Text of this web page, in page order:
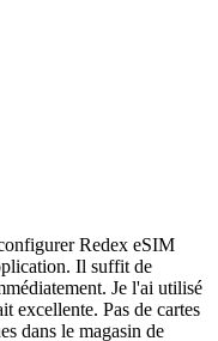
Redex eSIM
Il suffit de
Je l'ai utilisé
excellente. Pas de cartes
dans le magasin de